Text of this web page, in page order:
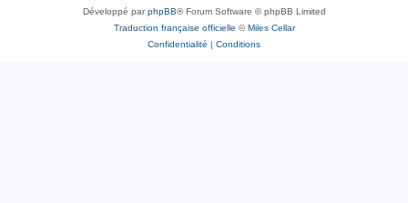
Développé parphpBB® Forum Software © phpBB Limited
Traduction française officielle ©Miles Cellar
Confidentialité | Conditions